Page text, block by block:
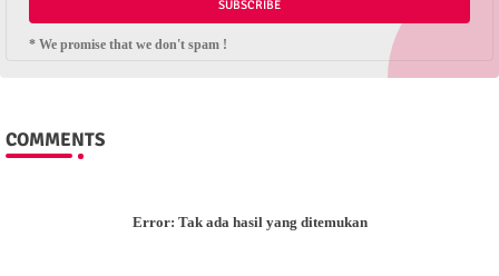
* We promise that we don't spam !
COMMENTS
Error: Tak ada hasil yang ditemukan